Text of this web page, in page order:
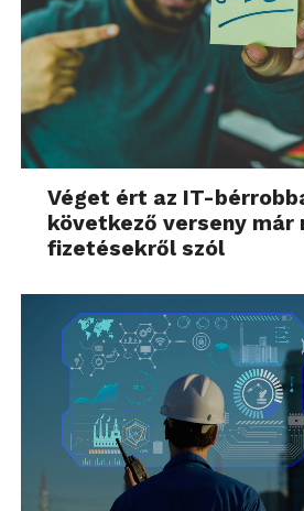
Véget ért az IT-
következő verseny már
fizetésekről szól